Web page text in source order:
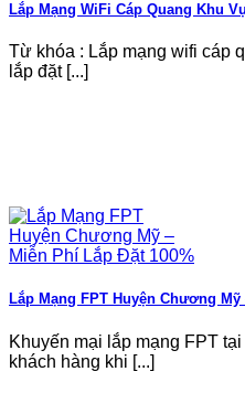
Lắp Mạng WiFi Cáp Quang Khu
Từ khóa : Lắp mạng wifi cáp
lắp đặt [...]
Lắp Mạng FPT Huyện Chương
Khuyến mại lắp mạng FPT
khách hàng khi [...]